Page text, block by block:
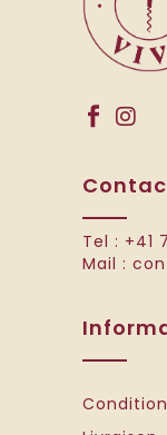
Tel : +41
Mail :